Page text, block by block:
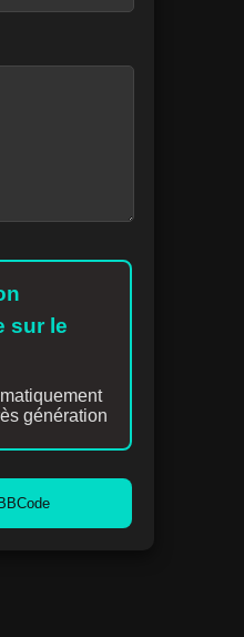
sur le
génération